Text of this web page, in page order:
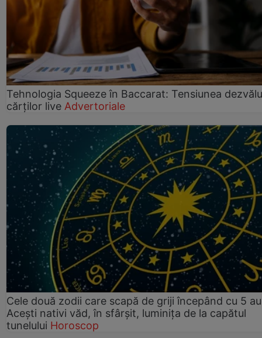
Tehnologia Squeeze în Baccarat: Tensiunea
cărților live Advertoriale
Cele două zodii care scapă de griji începând cu 5
Acești nativi văd, în sfârșit, luminița de la capătul
tunelului Horoscop